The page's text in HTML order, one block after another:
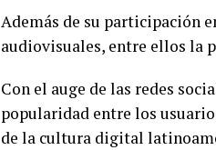
Además de su participación
audiovisuales, entre ellos la
Con el auge de las redes
popularidad entre los
de la cultura digital